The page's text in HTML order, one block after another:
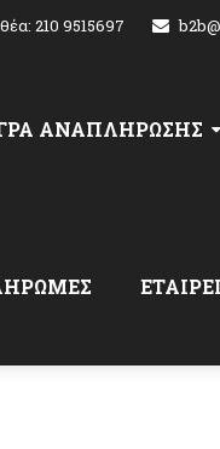
210 9515697
ΑΝΑΠΛΗΡΩΣΗΣ